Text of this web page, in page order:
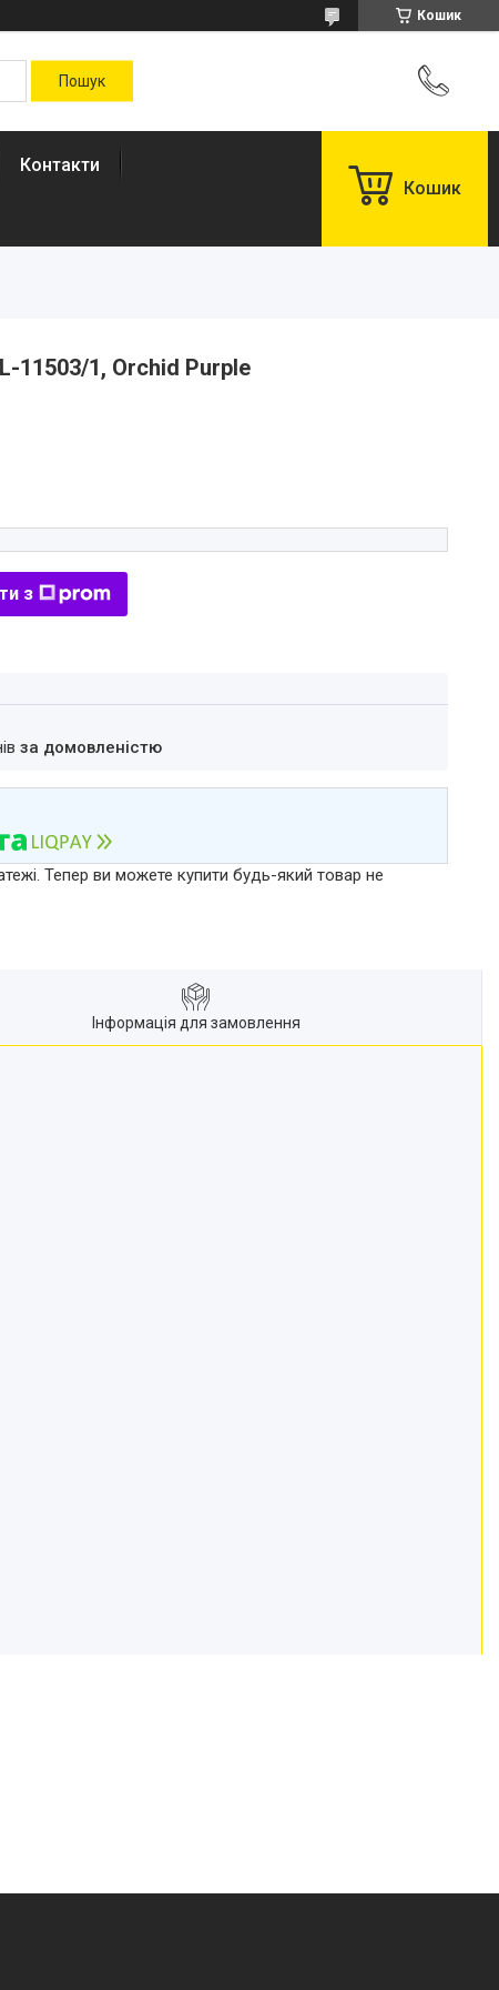
Кошик
Контакти
Кошик
11503/1, Orchid Purple
з
за домовленістю
Тепер ви можете купити будь-який товар не
Інформація для замовлення